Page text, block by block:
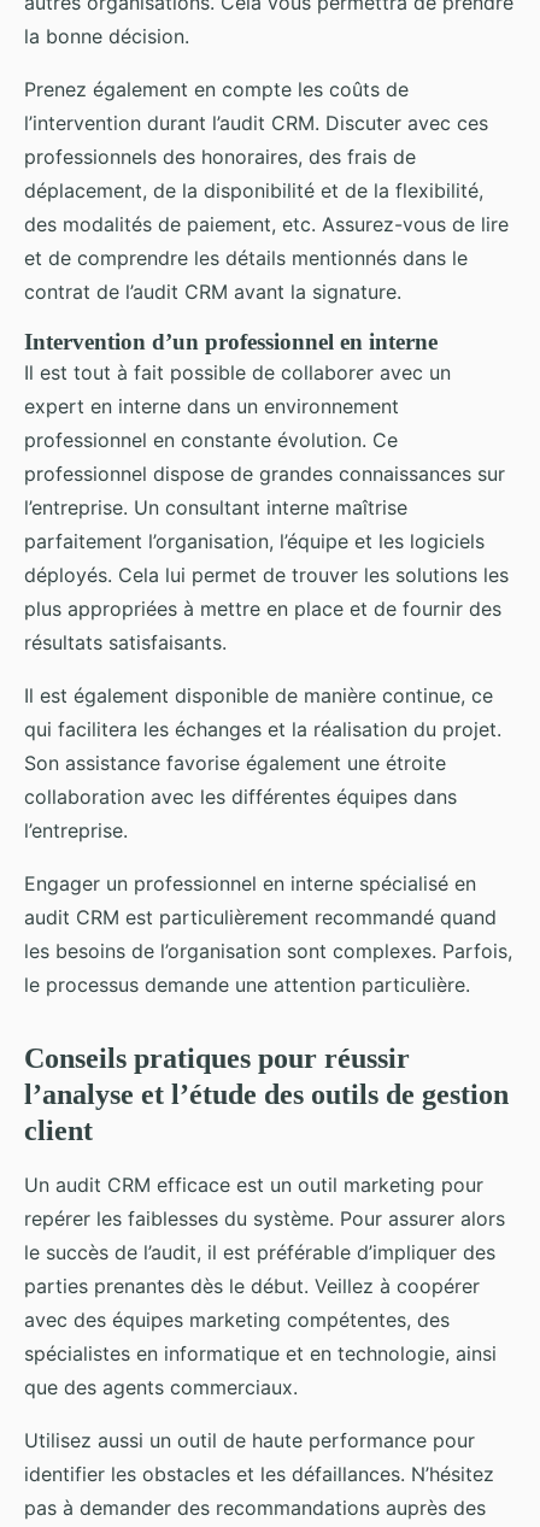
la bonne décision.
Prenez également en compte les coûts de
l’intervention durant l’audit CRM. Discuter avec ces
professionnels des honoraires, des frais de
déplacement, de la disponibilité et de la flexibilité,
des modalités de paiement, etc. Assurez-vous de lire
et de comprendre les détails mentionnés dans le
contrat de l’audit CRM avant la signature.
Intervention d’un professionnel en interne
Il est tout à fait possible de collaborer avec un
expert en interne dans un environnement
professionnel en constante évolution. Ce
professionnel dispose de grandes connaissances sur
l’entreprise. Un consultant interne maîtrise
parfaitement l’organisation, l’équipe et les logiciels
déployés. Cela lui permet de trouver les solutions les
plus appropriées à mettre en place et de fournir des
résultats satisfaisants.
Il est également disponible de manière continue, ce
qui facilitera les échanges et la réalisation du projet.
Son assistance favorise également une étroite
collaboration avec les différentes équipes dans
l’entreprise.
Engager un professionnel en interne spécialisé en
audit CRM est particulièrement recommandé quand
les besoins de l’organisation sont complexes. Parfois,
le processus demande une attention particulière.
Conseils pratiques pour réussir
l’analyse et l’étude des outils de gestion
client
Un audit CRM efficace est un outil marketing pour
repérer les faiblesses du système. Pour assurer alors
le succès de l’audit, il est préférable d’impliquer des
parties prenantes dès le début. Veillez à coopérer
avec des équipes marketing compétentes, des
spécialistes en informatique et en technologie, ainsi
que des agents commerciaux.
Utilisez aussi un outil de haute performance pour
identifier les obstacles et les défaillances. N’hésitez
pas à demander des recommandations auprès des